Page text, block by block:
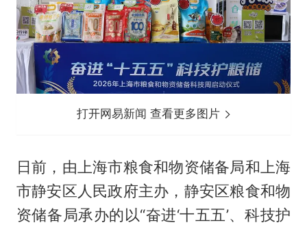
打开网易新闻 查看更多图片
日前，由上海市粮食和物资储备局和上海
市静安区人民政府主办，静安区粮食和物
资储备局承办的以“奋进‘十五五’、科技护